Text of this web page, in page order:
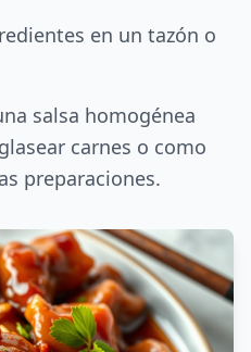
en un tazón o
salsa homogénea
carnes o como
preparaciones.